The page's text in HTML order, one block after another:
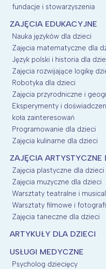
fundacje i stowarzyszenia
ZAJĘCIA EDUKACYJNE
Nauka języków dla dzieci
Zajęcia matematyczne dla
Język polski i historia dla
Zajęcia rozwijające logikę
Robotyka dla dzieci
Zajęcia przyrodniczne i
Eksperymenty i
koła zainteresowań
Programowanie dla dzieci
Zajęcia kulinarne dla dzieci
ZAJĘCIA ARTYSTYCZNE
Zajęcia plastyczne dla dzieci
Zajęcia muzyczne dla dzieci
Warsztaty teatralne i
Warsztaty filmowe i
Zajęcia taneczne dla dzieci
ARTYKUŁY DLA DZIECI
USŁUGI MEDYCZNE
Psycholog dziecięcy